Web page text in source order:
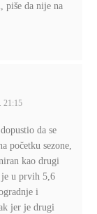
piše da nije na
21:15
da se
početku sezone,
kao drugi
je u prvih 5,6
i
jer je drugi